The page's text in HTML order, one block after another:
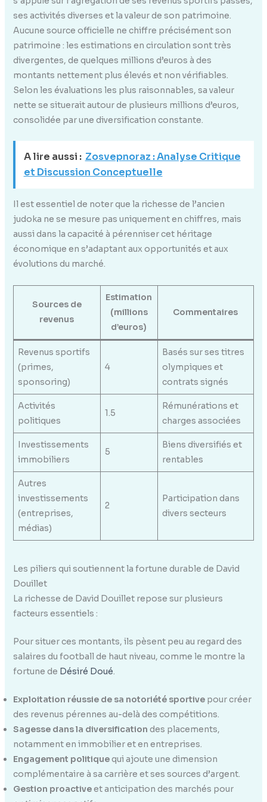
ses activités diverses et la valeur de son patrimoine.
Aucune source officielle ne chiffre précisément son
patrimoine : les estimations en circulation sont très
divergentes, de quelques millions d’euros à des
montants nettement plus élevés et non vérifiables.
Selon les évaluations les plus raisonnables, sa valeur
nette se situerait autour de plusieurs millions d’euros,
consolidée par une diversification constante.
A lire aussi : Zosvepnoraz : Analyse Critique
et Discussion Conceptuelle
Il est essentiel de noter que la richesse de l’ancien
judoka ne se mesure pas uniquement en chiffres, mais
aussi dans la capacité à pérenniser cet héritage
économique en s’adaptant aux opportunités et aux
évolutions du marché.
Sources de
revenus
Estimation
(millions
d’euros)
Commentaires
Revenus sportifs
(primes,
sponsoring)
4
Basés sur ses titres
olympiques et
contrats signés
Activités
politiques
1.5
Rémunérations et
charges associées
Investissements
immobiliers
5
Biens diversifiés et
rentables
Autres
investissements
(entreprises,
médias)
2
Participation dans
divers secteurs
Les piliers qui soutiennent la fortune durable de David
Douillet
La richesse de David Douillet repose sur plusieurs
facteurs essentiels :
Pour situer ces montants, ils pèsent peu au regard des
salaires du football de haut niveau, comme le montre la
fortune de Désiré Doué.
Exploitation réussie de sa notoriété sportivepour créer
des revenus pérennes au-delà des compétitions.
Sagesse dans la diversification des placements,
notamment en immobilier et en entreprises.
Engagement politiquequi ajoute une dimension
complémentaire à sa carrière et ses sources d’argent.
Gestion proactiveet anticipation des marchés pour